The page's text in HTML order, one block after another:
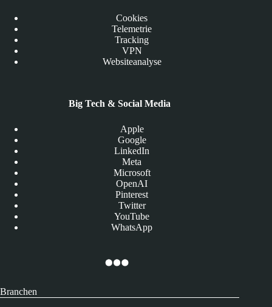
Cookies
Telemetrie
Tracking
VPN
Websiteanalyse
Big Tech & Social Media
Apple
Google
LinkedIn
Meta
Microsoft
OpenAI
Pinterest
Twitter
YouTube
WhatsApp
Branchen